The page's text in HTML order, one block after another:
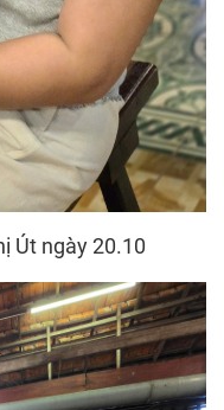
Út ngày 20.10